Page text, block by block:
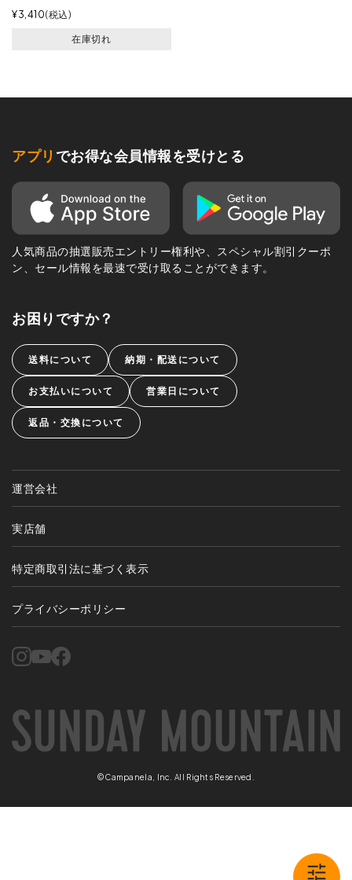
¥3,410 税込
在庫切れ
アプリ でお得な会員情報を受けとる
人気商品の抽選販売エントリー権利や、スペシャル割引クーポ
ン、セール情報を最速で受け取ることができます。
お困りですか？
送料について 納期・配送について
お支払いについて 営業日について
返品・交換について
運営会社
実店舗
特定商取引法に基づく表示
プライバシーポリシー
©Campanela, Inc. All Rights Reserved.